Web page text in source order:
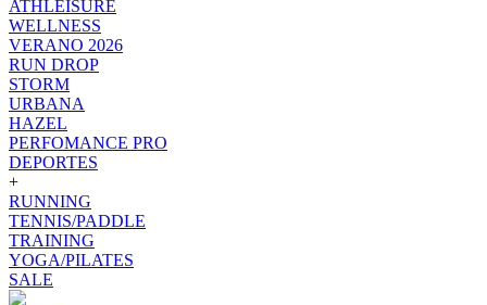
ATHLEISURE
WELLNESS
VERANO 2026
RUN DROP
STORM
URBANA
HAZEL
PERFOMANCE PRO
DEPORTES
+
RUNNING
TENNIS/PADDLE
TRAINING
YOGA/PILATES
SALE